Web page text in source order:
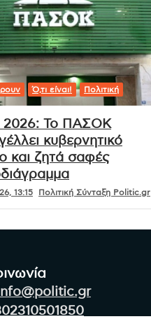
Ό,τι είναι! Πολιτική
Το ΠΑΣΟΚ
κυβερνητικό
και ζητά σαφές
13:15 Πολιτική Σύνταξη Politic.gr